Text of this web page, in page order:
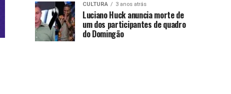
CULTURA 3 anos atrás
Luciano Huck anuncia morte de
um dos participantes de quadro
do Domingão